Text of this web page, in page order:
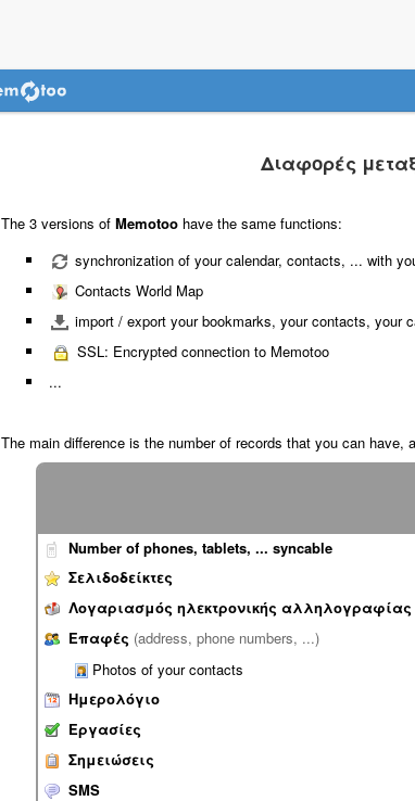
Διαφορές
The 3 versions of Memotoohave the same functions:
synchronization of your calendar, contacts, ... with
Contacts World Map
import / export your bookmarks, your contacts, your
SSL: Encrypted connection to Memotoo
...
The main difference is the number of records that you can have,
Number of phones, tablets, ... syncable
Σελιδοδείκτες
Λογαριασμός ηλεκτρονικής αλληλογραφίας
Επαφές (address, phone numbers, ...)
Photos of your contacts
Ημερολόγιο
Εργασίες
Σημειώσεις
SMS